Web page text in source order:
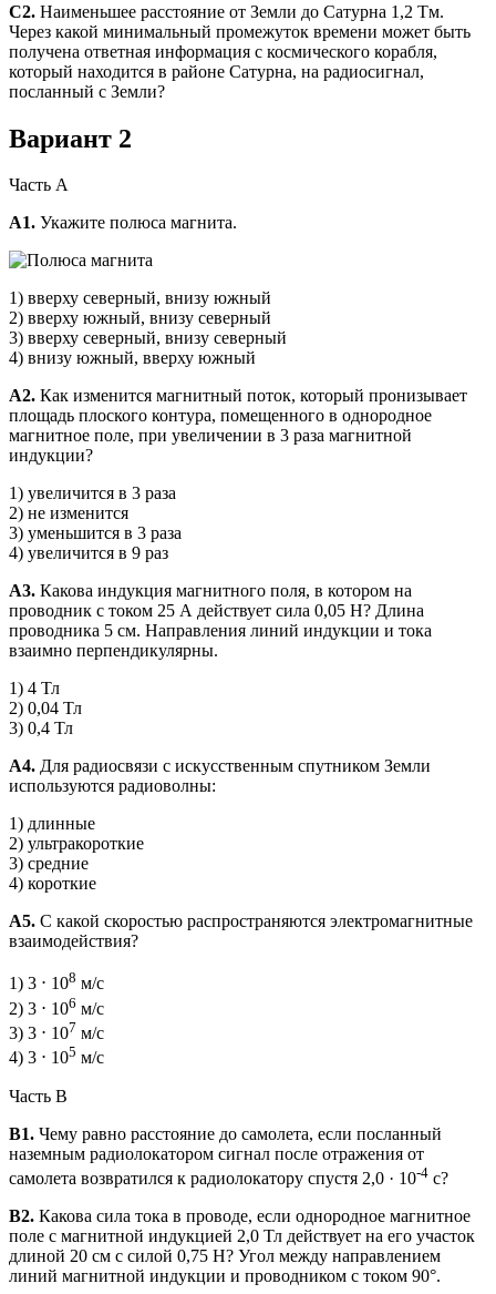
С2. Наименьшее расстояние от Земли до Сатурна 1,2 Тм.
Через какой минимальный промежуток времени может быть
получена ответная информация с космического корабля,
который находится в районе Сатурна, на радиосигнал,
посланный с Земли?
Вариант 2
Часть А
А1. Укажите полюса магнита.
1) вверху северный, внизу южный
2) вверху южный, внизу северный
3) вверху северный, внизу северный
4) внизу южный, вверху южный
А2. Как изменится магнитный поток, который пронизывает
площадь плоского контура, помещенного в однородное
магнитное поле, при увеличении в 3 раза магнитной
индукции?
1) увеличится в 3 раза
2) не изменится
3) уменьшится в 3 раза
4) увеличится в 9 раз
А3. Какова индукция магнитного поля, в котором на
проводник с током 25 А действует сила 0,05 Н? Длина
проводника 5 см. Направления линий индукции и тока
взаимно перпендикулярны.
1) 4 Тл
2) 0,04 Тл
3) 0,4 Тл
А4. Для радиосвязи с искусственным спутником Земли
используются радиоволны:
1) длинные
2) ультракороткие
3) средние
4) короткие
А5. С какой скоростью распространяются электромагнитные
взаимодействия?
1) 3 ⋅ 108 м/с
2) 3 ⋅ 106 м/с
3) 3 ⋅ 107 м/с
4) 3 ⋅ 105 м/с
Часть В
В1. Чему равно расстояние до самолета, если посланный
наземным радиолокатором сигнал после отражения от
самолета возвратился к радиолокатору спустя 2,0 · 10-4 с?
В2. Какова сила тока в проводе, если однородное магнитное
поле с магнитной индукцией 2,0 Тл действует на его участок
длиной 20 см с силой 0,75 Н? Угол между направлением
линий магнитной индукции и проводником с током 90°.